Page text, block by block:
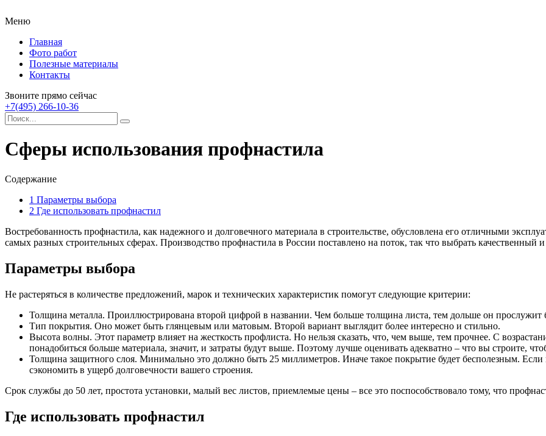
Меню
Главная
Фото работ
Полезные материалы
Контакты
Звоните прямо сейчас
+7(495) 266-10-36
Сферы использования профнастила
Содержание
1 Параметры выбора
2 Где использовать профнастил
Востребованность профнастила, как надежного и долговечного материала в строительстве, обусловлена его отличными
самых разных строительных сферах. Производство профнастила в России поставлено на поток, так что выбрать качественный
Параметры выбора
Не растеряться в количестве предложений, марок и технических характеристик помогут следующие критерии:
Толщина металла. Проиллюстрирована второй цифрой в названии. Чем больше толщина листа, тем дольше он
Тип покрытия. Оно может быть глянцевым или матовым. Второй вариант выглядит более интересно и стильно.
Высота волны. Этот параметр влияет на жесткость профлиста. Но нельзя сказать, что, чем выше, тем прочнее. С
понадобиться больше материала, значит, и затраты будут выше. Поэтому лучше оценивать адекватно – что вы строите,
Толщина защитного слоя. Минимально это должно быть 25 миллиметров. Иначе такое покрытие будет бесполезным.
сэкономить в ущерб долговечности вашего строения.
Срок службы до 50 лет, простота установки, малый вес листов, приемлемые цены – все это поспособствовало тому, что
Где использовать профнастил